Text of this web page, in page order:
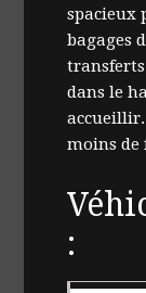
spacieux
bagages
dans le
moins de
: